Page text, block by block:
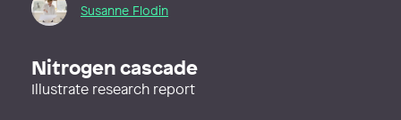
Susanne Flodin
Nitrogen cascade
Illustrate research report